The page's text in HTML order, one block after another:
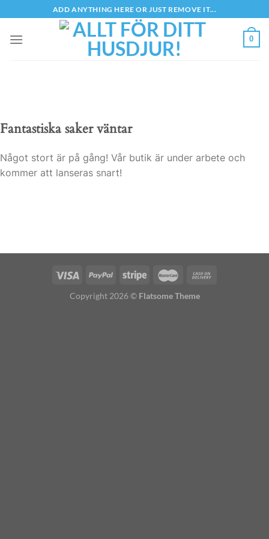
to
content
ADD ANYTHING HERE OR JUST REMOVE IT...
0
Fantastiska saker väntar
Något stort är på gång! Vår butik är under arbete och
kommer att lanseras snart!
Copyright 2026 © Flatsome Theme